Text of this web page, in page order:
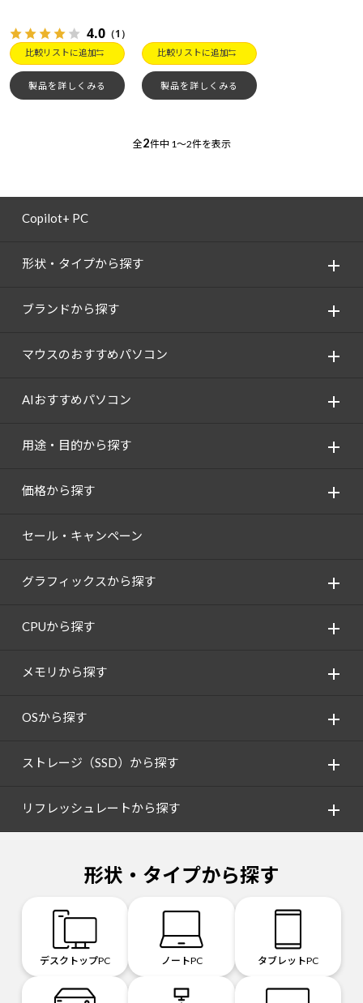
4.0 （1）
比較リストに追加
製品を詳しくみる
比較リストに追加
製品を詳しくみる
全2件中 1～2件を表示
Copilot+ PC
形状・タイプから探す
ブランドから探す
マウスのおすすめパソコン
AIおすすめパソコン
用途・目的から探す
価格から探す
セール・キャンペーン
グラフィックスから探す
CPUから探す
メモリから探す
OSから探す
ストレージ（SSD）から探す
リフレッシュレートから探す
形状・タイプから探す
デスクトップPC ノートPC タブレットPC